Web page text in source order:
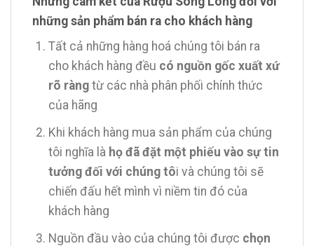
những sản phẩm bán ra cho khách hàng
Tất cả những hàng hoá chúng tôi bán ra
cho khách hàng đều có nguồn gốc xuất xứ
rõ ràngtừ các nhà phân phối chính thức
của hãng
Khi khách hàng mua sản phẩm của chúng
tôi nghĩa là họ đã đặt một phiếu vào sự tin
tưởng đối với chúng tôi và chúng tôi sẽ
chiến đấu hết mình vì niềm tin đó của
khách hàng
Nguồn đầu vào của chúng tôi được chọn